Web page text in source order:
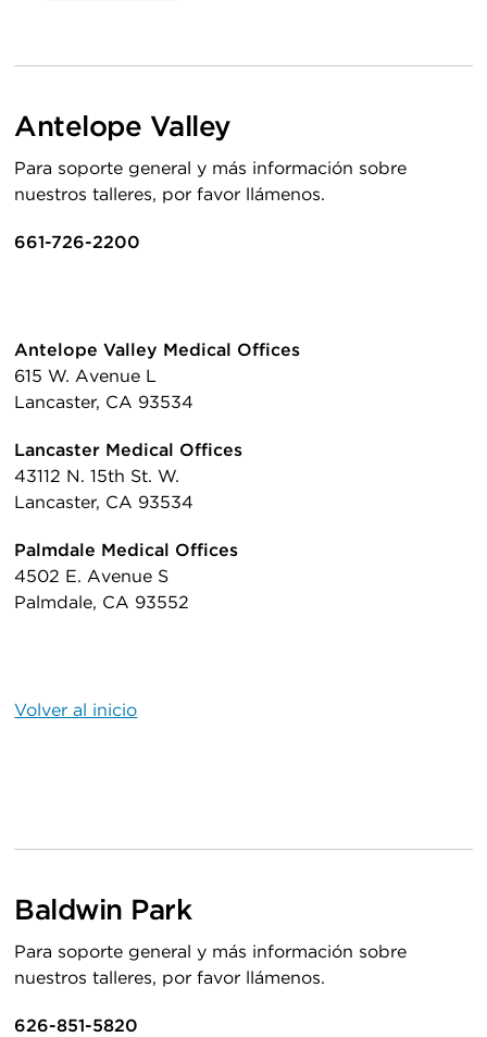
Antelope Valley
Para soporte general y más información sobre
nuestros talleres, por favor llámenos.
661-726-2200
Antelope Valley Medical Offices
615 W. Avenue L
Lancaster, CA 93534
Lancaster Medical Offices
43112 N. 15th St. W.
Lancaster, CA 93534
Palmdale Medical Offices
4502 E. Avenue S
Palmdale, CA 93552
Volver al inicio
Baldwin Park
Para soporte general y más información sobre
nuestros talleres, por favor llámenos.
626-851-5820